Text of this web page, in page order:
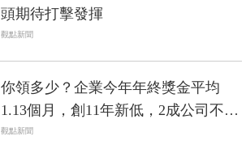
頭期待打擊發揮
觀點新聞
你領多少？企業今年年終獎金平均
1.13個月，創11年新低，2成公司不發
年終
觀點新聞